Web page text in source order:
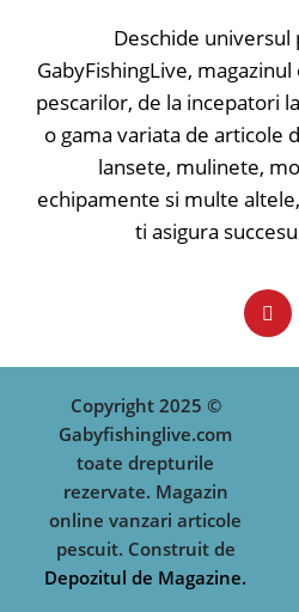
✅
✅
Deschide universul
GabyFishingLive,
pescarilor, de la incepatori
o gama variata de articole
lansete, mulinete,
echipamente si multe
ti asigura
Copyright 2025 ©
Gabyfishinglive.com
toate drepturile
rezervate. Magazin
online vanzari articole
pescuit. Construit de
Depozitul de Magazine.